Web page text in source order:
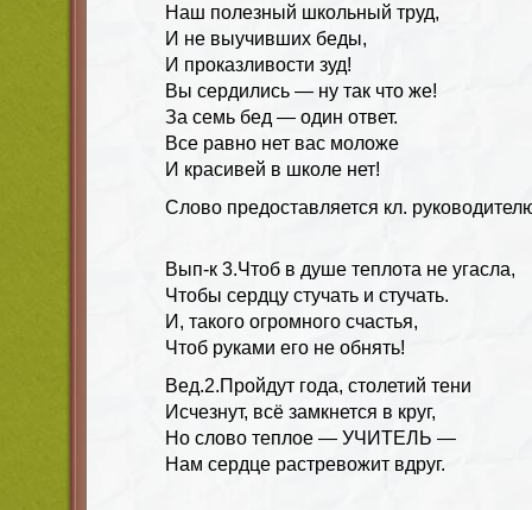
Наш полезный школьный труд,
И не выучивших беды,
И проказливости зуд!
Вы сердились — ну так что же!
За семь бед — один ответ.
Все равно нет вас моложе
И красивей в школе нет!
Слово предоставляется кл.
Вып-к 3.Чтоб в душе теплота не угасла,
Чтобы сердцу стучать и стучать.
И, такого огромного счастья,
Чтоб руками его не обнять!
Вед.2.Пройдут года, столетий тени
Исчезнут, всё замкнется в круг,
Но слово теплое — УЧИТЕЛЬ —
Нам сердце растревожит вдруг.